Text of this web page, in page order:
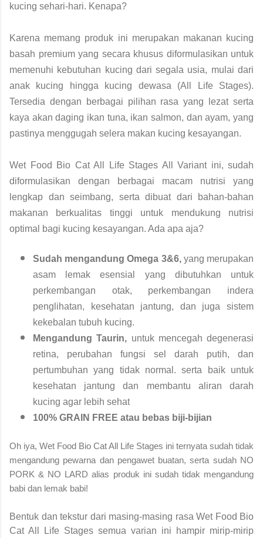
kucing sehari-hari. Kenapa?
Karena memang produk ini merupakan makanan kucing
basah premium yang secara khusus diformulasikan untuk
memenuhi kebutuhan kucing dari segala usia, mulai dari
anak kucing hingga kucing dewasa (All Life Stages).
Tersedia dengan berbagai pilihan rasa yang lezat serta
kaya akan daging ikan tuna, ikan salmon, dan ayam, yang
pastinya menggugah selera makan kucing kesayangan.
Wet Food Bio Cat All Life Stages All Variant ini, sudah
diformulasikan dengan berbagai macam nutrisi yang
lengkap dan seimbang, serta dibuat dari bahan-bahan
makanan berkualitas tinggi untuk mendukung nutrisi
optimal bagi kucing kesayangan. Ada apa aja?
Sudah mengandung Omega 3&6, yang merupakan
asam lemak esensial yang dibutuhkan untuk
perkembangan otak, perkembangan indera
penglihatan, kesehatan jantung, dan juga sistem
kekebalan tubuh kucing.
Mengandung Taurin, untuk mencegah degenerasi
retina, perubahan fungsi sel darah putih, dan
pertumbuhan yang tidak normal. serta baik untuk
kesehatan jantung dan membantu aliran darah
kucing agar lebih sehat
100% GRAIN FREE atau bebas biji-bijian
Oh iya, Wet Food Bio Cat All Life Stages ini ternyata sudah tidak
mengandung pewarna dan pengawet buatan, serta sudah NO
PORK & NO LARD alias produk ini sudah tidak mengandung
babi dan lemak babi!
Bentuk dan tekstur dari masing-masing rasa Wet Food Bio
Cat All Life Stages semua varian ini hampir mirip-mirip